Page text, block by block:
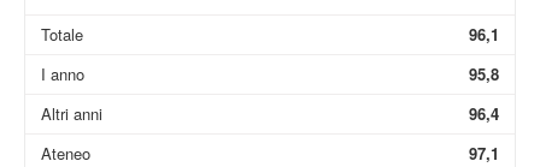
Totale
96,1
I anno
95,8
Altri anni
96,4
Ateneo
97,1